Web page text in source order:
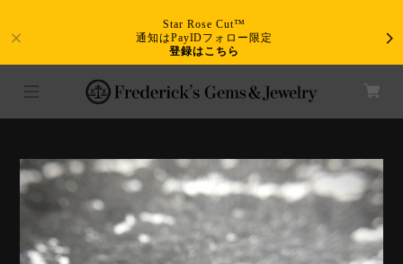
Star Rose Cut™
通知はPayIDフォロー限定
登録はこちら